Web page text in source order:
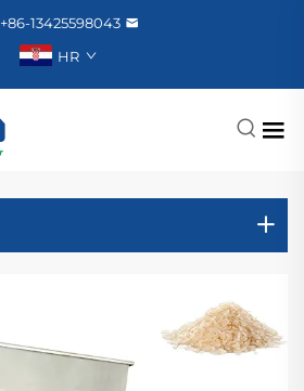
+86-13425598043
HR